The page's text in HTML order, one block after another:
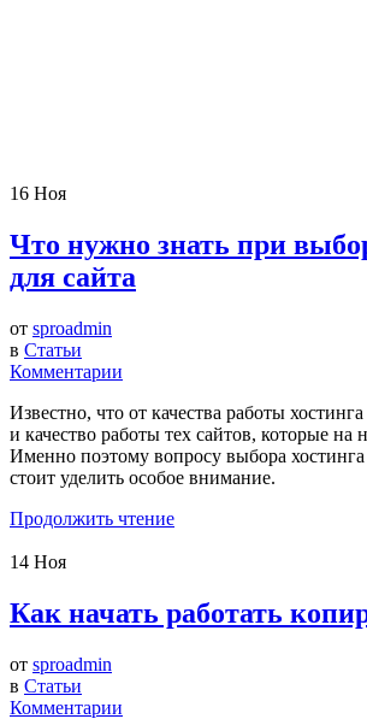
16 Ноя
Что нужно знать при
для сайта
от sproadmin
в Статьи
Комментарии
Известно, что от качества работы
и качество работы тех сайтов, которые на
Именно поэтому вопросу выбора хостинга
стоит уделить особое внимание.
Продолжить чтение
14 Ноя
Как начать работать
от sproadmin
в Статьи
Комментарии